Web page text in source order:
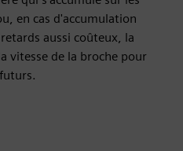
en cas d'accumulation
aussi coûteux, la
vitesse de la broche pour